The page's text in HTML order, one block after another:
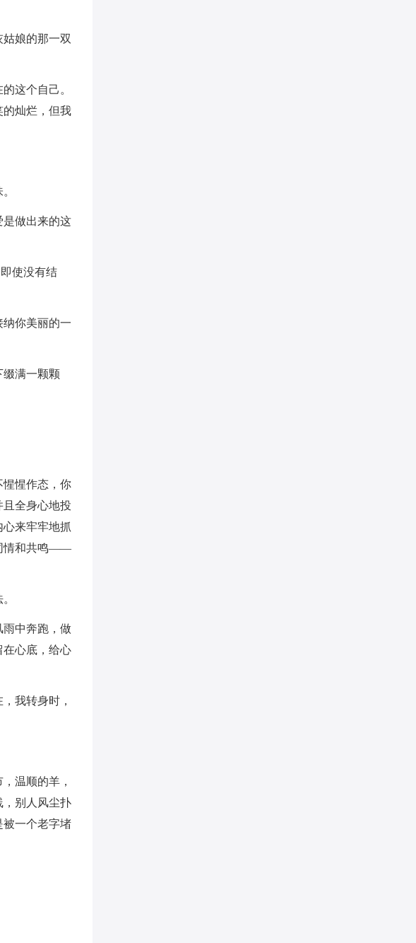
娘的那一双
这个自己。
灿烂，但我
是做出来的这
使没有结
你美丽的一
满一颗颗
惺惺作态，你
全身心地投
来牢牢地抓
情和共鸣——
雨中奔跑，做
在心底，给心
我转身时，
温顺的羊，
，别人风尘扑
被一个老字堵